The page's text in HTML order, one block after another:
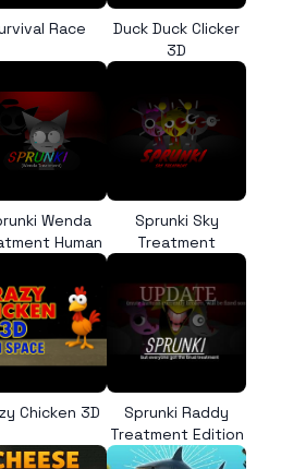
Race
Duck Duck Clicker
3D
Wenda
Human
Sprunki Sky
Treatment
Chicken 3D
Sprunki Raddy
Treatment Edition